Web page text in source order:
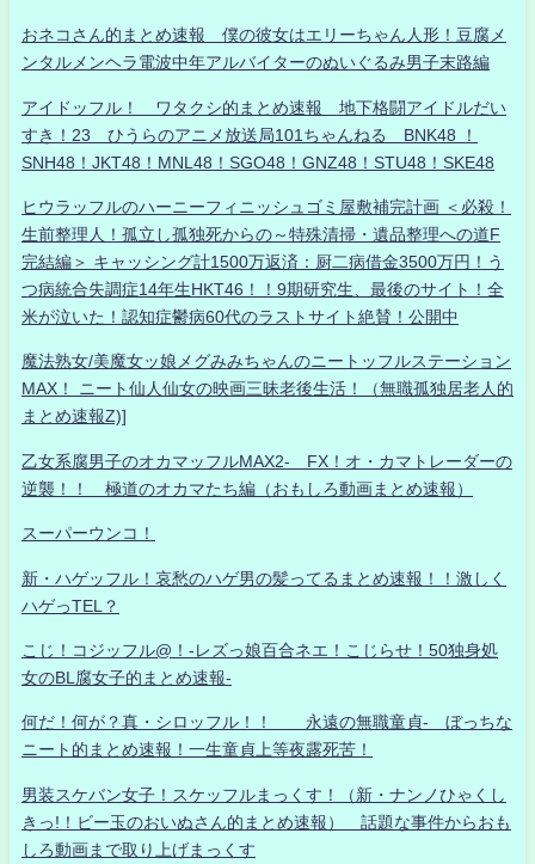
おネコさん的まとめ速報 僕の彼女はエリーちゃん人形！豆腐メ
ンタルメンヘラ電波中年アルバイターのぬいぐるみ男子末路編
アイドッフル！ ワタクシ的まとめ速報 地下格闘アイドルだい
すき！23 ひうらのアニメ放送局101ちゃんねる BNK48 ！
SNH48！JKT48！MNL48！SGO48！GNZ48！STU48！SKE48
ヒウラッフルのハーニーフィニッシュゴミ屋敷補完計画 ＜必殺！
生前整理人！孤立し孤独死からの～特殊清掃・遺品整理への道F
完結編＞ キャッシング計1500万返済：厨二病借金3500万円！う
つ病統合失調症14年生HKT46！！9期研究生、最後のサイト！全
米が泣いた！認知症鬱病60代のラストサイト絶賛！公開中
魔法熟女/美魔女ッ娘メグみみちゃんのニートッフルステーション
MAX！ ニート仙人仙女の映画三昧老後生活！（無職孤独居老人的
まとめ速報Z)]
乙女系腐男子のオカマッフルMAX2- FX！オ・カマトレーダーの
逆襲！！ 極道のオカマたち編（おもしろ動画まとめ速報）
スーパーウンコ！
新・ハゲッフル！哀愁のハゲ男の髪ってるまとめ速報！！激しく
ハゲっTEL？
こじ！コジッフル@！-レズっ娘百合ネエ！こじらせ！50独身処
女のBL腐女子的まとめ速報-
何だ！何が？真・シロッフル！！ 永遠の無職童貞- ぼっちな
ニート的まとめ速報！一生童貞上等夜露死苦！
男装スケバン女子！スケッフルまっくす！（新・ナンノひゃくし
きっ!！ビー玉のおいぬさん的まとめ速報） 話題な事件からおも
しろ動画まで取り上げまっくす